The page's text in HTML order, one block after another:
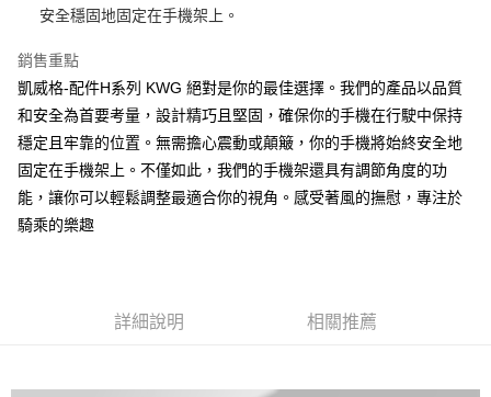
每筆NT$60，滿NT$699(含以上)免運費
線上付款後全家取貨
每筆NT$60，滿NT$699(含以上)免運費
7-11取貨付款
每筆NT$60，滿NT$699(含以上)免運費
離島宅配
安全穩固地固定在手機架上。
銷售重點
凱威格-配件H系列 KWG 絕對是你的最佳選擇。我們的產品以品質
和安全為首要考量，設計精巧且堅固，確保你的手機在行駛中保持
穩定且牢靠的位置。無需擔心震動或顛簸，你的手機將始終安全地
固定在手機架上。不僅如此，我們的手機架還具有調節角度的功
能，讓你可以輕鬆調整最適合你的視角。感受著風的撫慰，專注於
騎乘的樂趣
詳細說明 相關推薦